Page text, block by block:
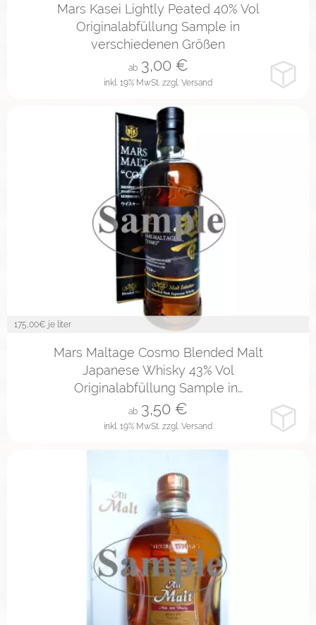
Mars Kasei Lightly Peated 40% Vol
Originalabfüllung Sample in
verschiedenen Größen
inkl. 19% MwSt. zzgl. Versand
ab 3,00€
175,00€ je liter
Mars Maltage Cosmo Blended Malt
Japanese Whisky 43% Vol
Originalabfüllung Sample in…
inkl. 19% MwSt. zzgl. Versand
ab 3,50 €